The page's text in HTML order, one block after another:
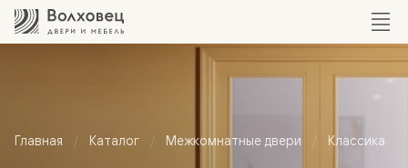
Главная Каталог Межкомнатные двери Классика